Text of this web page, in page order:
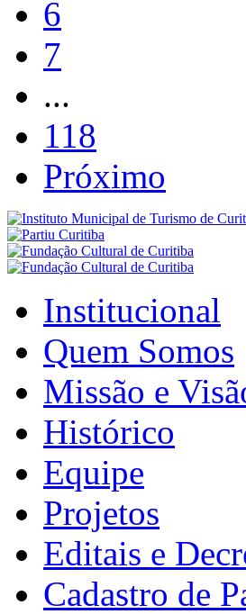
6
7
...
118
Próximo
Institucional
Quem Somos
Missão e
Histórico
Equipe
Projetos
Editais e
Cadastro de